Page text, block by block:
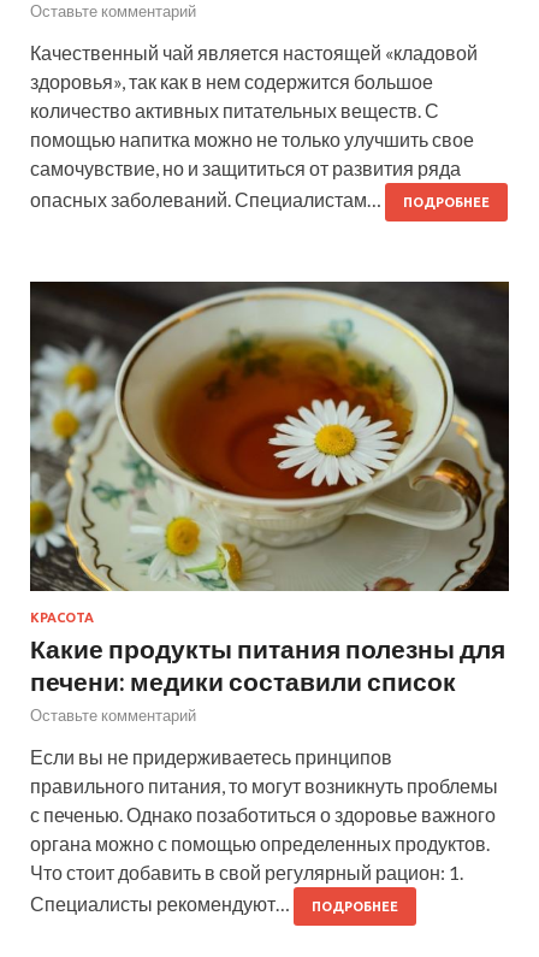
Оставьте комментарий
Качественный чай является настоящей «кладовой
здоровья», так как в нем содержится большое
количество активных питательных веществ. С
помощью напитка можно не только улучшить свое
самочувствие, но и защититься от развития ряда
опасных заболеваний. Специалистам…
ПОДРОБНЕЕ
КРАСОТА
Какие продукты питания полезны для
печени: медики составили список
Оставьте комментарий
Если вы не придерживаетесь принципов
правильного питания, то могут возникнуть проблемы
с печенью. Однако позаботиться о здоровье важного
органа можно с помощью определенных продуктов.
Что стоит добавить в свой регулярный рацион: 1.
Специалисты рекомендуют…
ПОДРОБНЕЕ